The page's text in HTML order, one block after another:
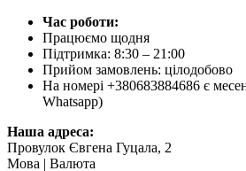
Час роботи:
Працюємо щодня
Підтримка: 8:30 – 21:00
Прийом замовлень: цілодобово
На номері +380683884686 є
Whatsapp)
Наша адреса:
Провулок Євгена Гуцала, 2
Мова | Валюта